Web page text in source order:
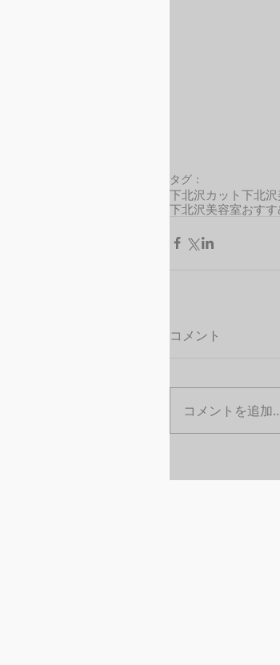
タグ：
下北沢カット 下北沢
下北沢美容室おすす
コメント
コメントを追加